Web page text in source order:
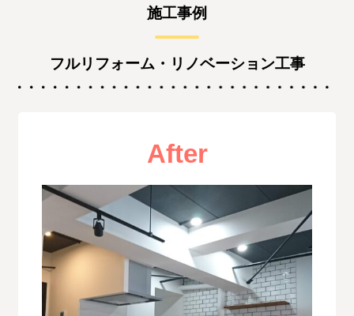
施工事例
フルリフォーム・リノベーション工事
After